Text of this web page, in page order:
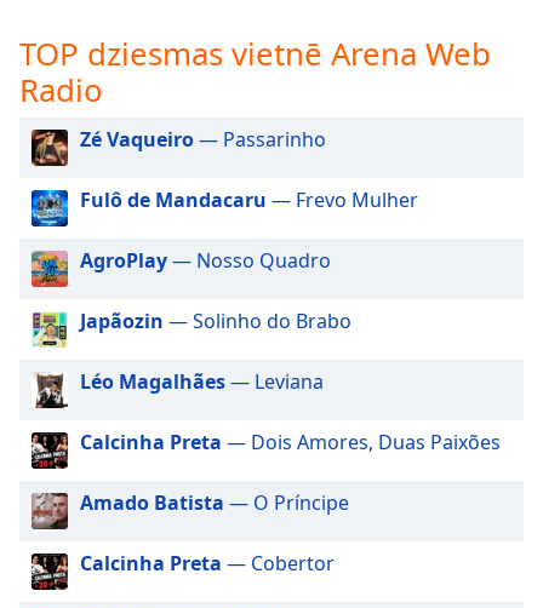
settings
dialog
subtitles
off
selected
Audio
Track
Picture-
in-
Picture
Fullscreen
modal
window.
Beginning
dialog
TOP dziesmas vietnē Arena Web
Radio
Zé Vaqueiro— Passarinho
Fulô de Mandacaru — Frevo Mulher
AgroPlay— Nosso Quadro
Japãozin — Solinho do Brabo
Léo Magalhães— Leviana
Calcinha Preta — Dois Amores, Duas Paixões
Amado Batista — O Príncipe
Calcinha Preta — Cobertor